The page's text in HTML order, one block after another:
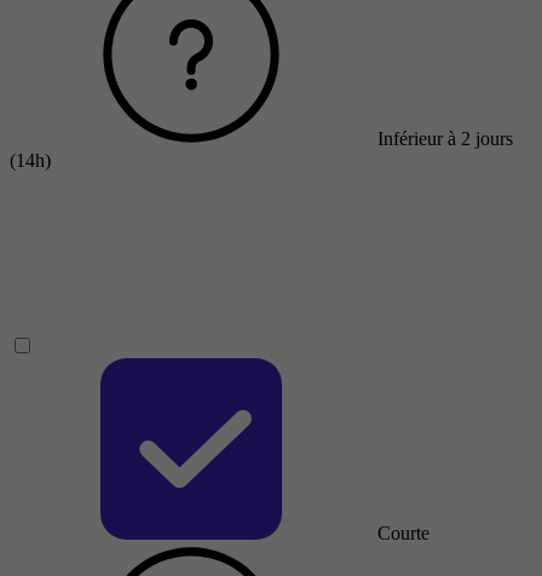
Inférieur à 2 jours
(14h)
Courte